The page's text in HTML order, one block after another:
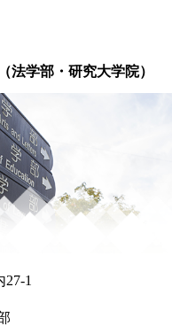
法学部・研究大学院）
1